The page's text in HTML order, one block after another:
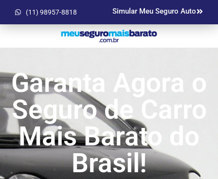
(11) 98957-8818 Simular Meu Seguro Auto
Garanta Agora o
Seguro de Carro
Mais Barato do
Brasil!